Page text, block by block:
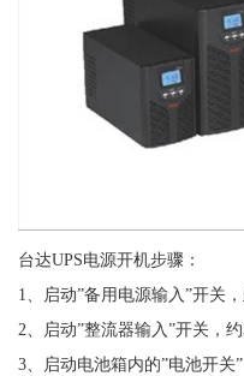
台达UPS电源开机步骤：
1、启动”备用电源输入”开关
2、启动”整流器输入”开关，
3、启动电池箱内的”电池开关”